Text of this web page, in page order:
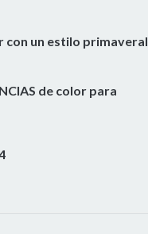
con un estilo primaveral
de color para